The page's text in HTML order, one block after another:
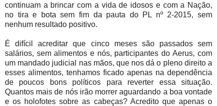
continuam a brincar com a vida de idosos e com a Nação,
no tira e bota sem fim da pauta do PL nº 2-2015, sem
nenhum resultado positivo.
É difícil acreditar que cinco meses são passados sem
salários, sem alimentos e nós, participantes do Aerus, com
um mandado judicial nas mãos, que nos dá o pleno direito a
esses alimentos, tenhamos ficado apenas na dependência
de poucos bons políticos para reverter essa situação.
Quantos mais de nós irão morrer aguardando a boa vontade
e os holofotes sobre as cabeças? Acredito que apenas o